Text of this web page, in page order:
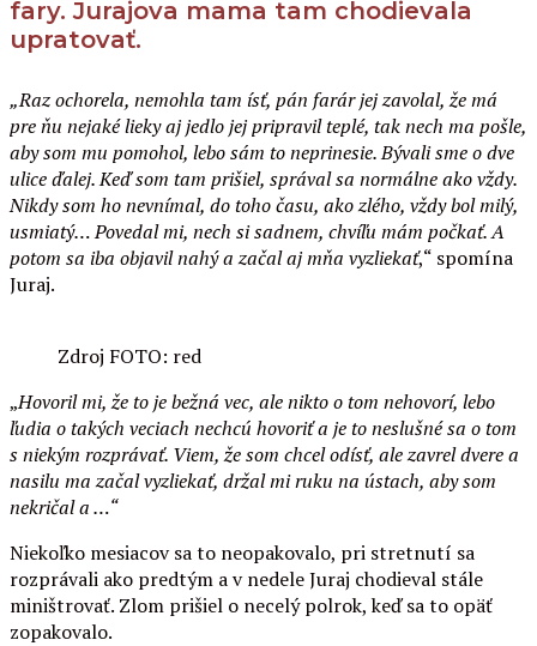
fary. Jurajova mama tam chodievala
upratovať.
„Raz ochorela, nemohla tam ísť, pán farár jej zavolal, že má
pre ňu nejaké lieky aj jedlo jej pripravil teplé, tak nech ma pošle,
aby som mu pomohol, lebo sám to neprinesie. Bývali sme o dve
ulice ďalej. Keď som tam prišiel, správal sa normálne ako vždy.
Nikdy som ho nevnímal, do toho času, ako zlého, vždy bol milý,
usmiatý… Povedal mi, nech si sadnem, chvíľu mám počkať. A
potom sa iba objavil nahý a začal aj mňa vyzliekať,“ spomína
Juraj.
Zdroj FOTO: red
„Hovoril mi, že to je bežná vec, ale nikto o tom nehovorí, lebo
ľudia o takých veciach nechcú hovoriť a je to neslušné sa o tom
s niekým rozprávať. Viem, že som chcel odísť, ale zavrel dvere a
nasilu ma začal vyzliekať, držal mi ruku na ústach, aby som
nekričal a …“
Niekoľko mesiacov sa to neopakovalo, pri stretnutí sa
rozprávali ako predtým a v nedele Juraj chodieval stále
miništrovať. Zlom prišiel o necelý polrok, keď sa to opäť
zopakovalo.